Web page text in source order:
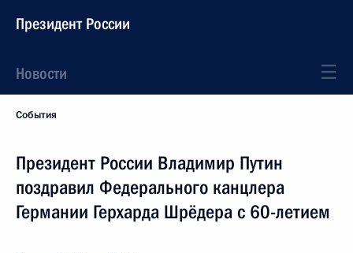
Президент России
Новости
События
Президент России Владимир Путин
поздравил Федерального канцлера
Германии Герхарда Шрёдера с 60-летием